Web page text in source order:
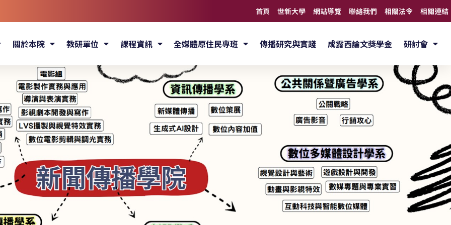
首頁 世新大學 網站導覽 聯絡我們 相關法令 相關連結
關於本院 教研單位 課程資訊 全媒體原住民專班 傳播研究與實踐 成露西論文獎學金 研討會